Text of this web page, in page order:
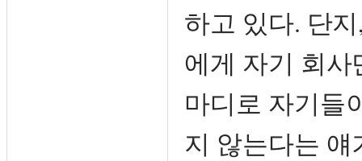
하고 있다. 단
에게 자기 회
마디로 자기들
지 않는다는 얘